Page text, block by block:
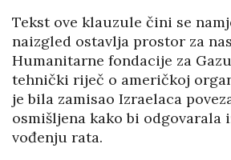
Tekst ove klauzule čini se
naizgled ostavlja prostor za
Humanitarne fondacije za
tehnički riječ o američkoj
je bila zamisao Izraelaca
osmišljena kako bi odgovarala
vođenju rata.